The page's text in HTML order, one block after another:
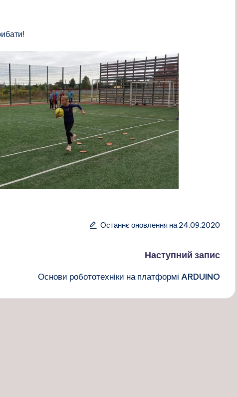
Останнє оновлення на 24.09.2020
Наступний запис
Основи робототехніки на платформі ARDUINO